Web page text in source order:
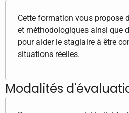
Cette formation vous propose
et méthodologiques ainsi que
pour aider le stagiaire à être
situations réelles.
Modalités